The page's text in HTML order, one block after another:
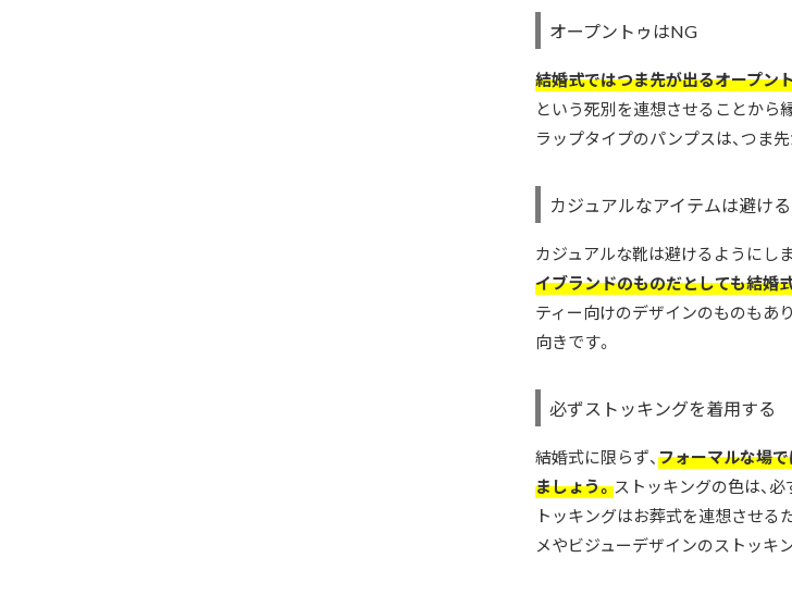
オープントゥはNG
結婚式ではつま先が出るオープン
という死別を連想させることから
ラップタイプのパンプスは、つま
カジュアルなアイテムは避ける
カジュアルな靴は避けるようにしま
イブランドのものだとしても結婚
ティー向けのデザインのものもあ
向きです。
必ずストッキングを着用する
結婚式に限らず、フォーマルな場
ましょう。ストッキングの色は、
トッキングはお葬式を連想させる
メやビジューデザインのストッキ